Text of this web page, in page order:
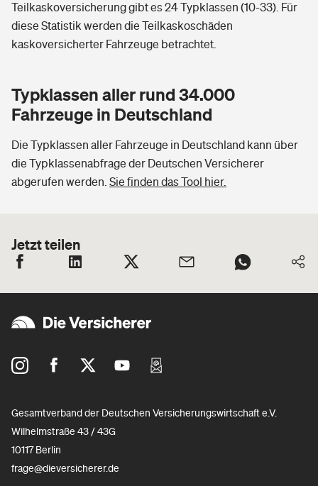
Teilkaskoversicherung gibt es 24 Typklassen (10-33). Für
diese Statistik werden die Teilkaskoschäden
kaskoversicherter Fahrzeuge betrachtet.
Typklassen aller rund 34.000
Fahrzeuge in Deutschland
Die Typklassen aller Fahrzeuge in Deutschland kann über
die Typklassenabfrage der Deutschen Versicherer
abgerufen werden. Sie finden das Tool hier.
Jetzt teilen
Gesamtverband der Deutschen Versicherungswirtschaft e.V.
Wilhelmstraße 43 / 43G
10117 Berlin
frage@dieversicherer.de